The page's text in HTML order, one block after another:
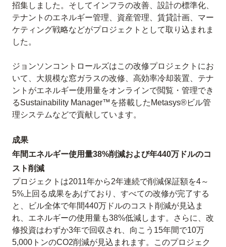
招集しました。そしてインフラの改善、設計の標準化、
テナントのエネルギー管理、資産管理、賃貸計画、マー
ケティング戦略などがプロジェクトとして取り込まれま
した。
ジョンソンコントロールズはこの改修プロジェクトにお
いて、大規模な窓ガラスの改修、高効率冷却装置、テナ
ントがエネルギー使用量をオンラインで閲覧・管理でき
るSustainability Manager™を搭載したMetasys®ビル管
理システムなどで貢献しています。
成果
年間エネルギー使用量38%削減および年440万ドルのコ
スト削減
プロジェクトは2011年から2年連続で削減保証額を4～
5%上回る成果をあげており、すべての改修が完了する
と、ビル全体で年間440万ドルのコスト削減が見込ま
れ、エネルギーの使用量も38%低減します。さらに、改
修投資はわずか3年で回収され、向こう15年間で10万
5,000トンのCO2削減が見込まれます。このプロジェク